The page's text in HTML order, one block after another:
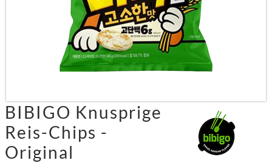
BIBIGO Knusprige
Reis-Chips -
Original